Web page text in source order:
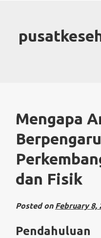
Mengapa
dan Fisik
Posted on February 8,
Pendahuluan